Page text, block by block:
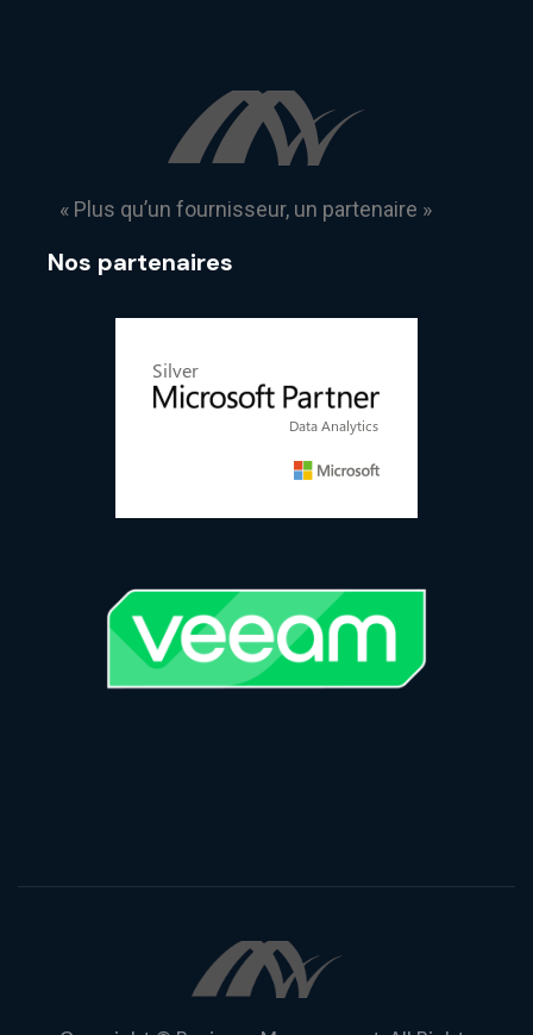
« Plus qu’un fournisseur, un partenaire »
Nos partenaires